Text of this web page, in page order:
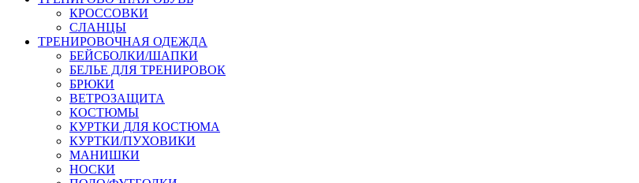
КРОССОВКИ
СЛАНЦЫ
ТРЕНИРОВОЧНАЯ ОДЕЖДА
БЕЙСБОЛКИ/ШАПКИ
БЕЛЬЕ ДЛЯ ТРЕНИРОВОК
БРЮКИ
ВЕТРОЗАЩИТА
КОСТЮМЫ
КУРТКИ ДЛЯ КОСТЮМА
КУРТКИ/ПУХОВИКИ
МАНИШКИ
НОСКИ